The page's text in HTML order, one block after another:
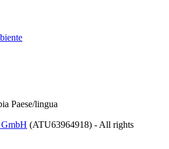
Paese/lingua
GmbH (ATU63964918) - All rights